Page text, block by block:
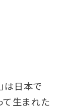
は日本で
て生まれた